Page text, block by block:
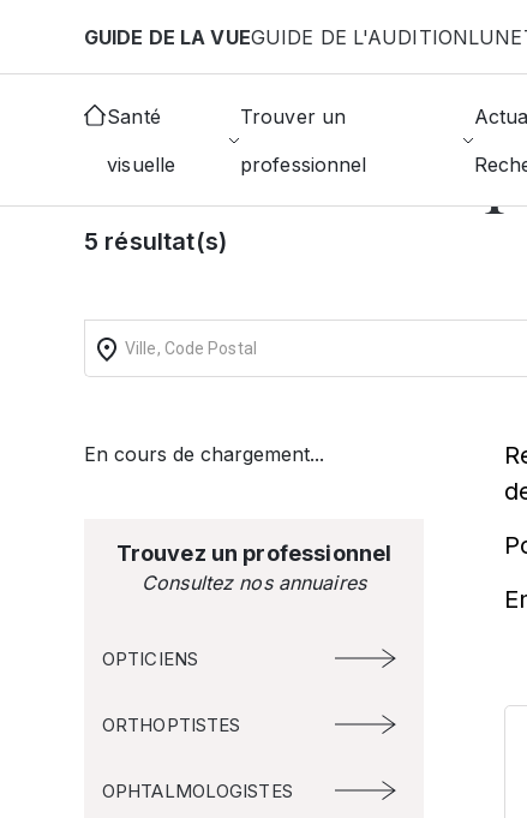
GUIDE DE LA VUEGUIDE DE L'AUDITION
Santé
visuelle
Trouver un
professionnel
Accueil Annuaire des ophtalmologistes
Trouver un
5 résultat(s)
En cours de chargement...
Trouvez un professionnel
Consultez nos annuaires
OPTICIENS
ORTHOPTISTES
OPHTALMOLOGISTES